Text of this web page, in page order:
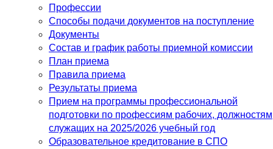
Профессии
Способы подачи документов на поступление
Документы
Состав и график работы приемной комиссии
План приема
Правила приема
Результаты приема
Прием на программы профессиональной
подготовки по профессиям рабочих, должностям
служащих на 2025/2026 учебный год
Образовательное кредитование в СПО